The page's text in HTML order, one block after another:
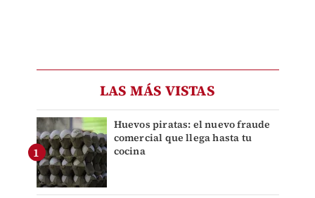
LAS MÁS VISTAS
Huevos piratas: el nuevo fraude
comercial que llega hasta tu
cocina